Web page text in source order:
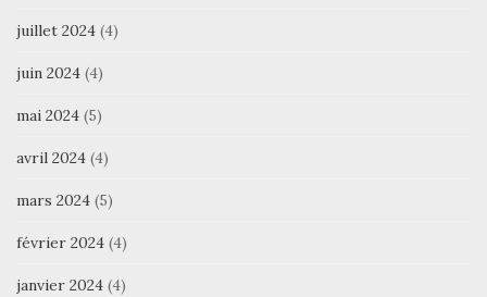
juillet 2024 (4)
juin 2024 (4)
mai 2024 (5)
avril 2024 (4)
mars 2024 (5)
février 2024 (4)
janvier 2024 (4)